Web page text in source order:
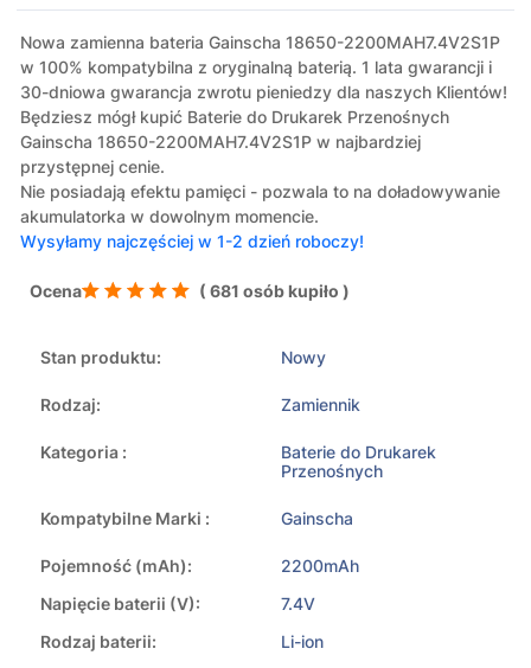
Nowa zamienna bateria Gainscha 18650-2200MAH7.4V2S1P
w 100% kompatybilna z oryginalną baterią. 1 lata gwarancji i
30-dniowa gwarancja zwrotu pieniedzy dla naszych Klientów!
Będziesz mógł kupić Baterie do Drukarek Przenośnych
Gainscha 18650-2200MAH7.4V2S1P w najbardziej
przystępnej cenie.
Nie posiadają efektu pamięci - pozwala to na doładowywanie
akumulatorka w dowolnym momencie.
Wysyłamy najczęściej w 1-2 dzień roboczy!
Ocena ( 681 osób kupiło )
Stan produktu: Nowy
Rodzaj: Zamiennik
Kategoria :
Baterie do Drukarek
Przenośnych
Kompatybilne Marki : Gainscha
Pojemność (mAh):
2200mAh
Napięcie baterii (V):
7.4V
Rodzaj baterii:
Li-ion